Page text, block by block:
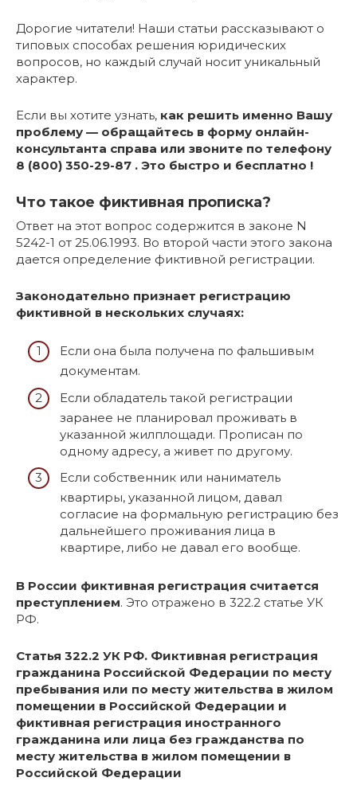
Дорогие читатели! Наши статьи рассказывают о
типовых способах решения юридических
вопросов, но каждый случай носит уникальный
характер.
Если вы хотите узнать, как решить именно Вашу
проблему — обращайтесь в форму онлайн-
консультанта справа или звоните по телефону
8 (800) 350-29-87 . Это быстро и бесплатно !
Что такое фиктивная прописка?
Ответ на этот вопрос содержится в законе N
5242-1 от 25.06.1993. Во второй части этого закона
дается определение фиктивной регистрации.
Законодательно признает регистрацию
фиктивной в нескольких случаях:
Если она была получена по фальшивым
документам.
Если обладатель такой регистрации
заранее не планировал проживать в
указанной жилплощади. Прописан по
одному адресу, а живет по другому.
Если собственник или наниматель
квартиры, указанной лицом, давал
согласие на формальную регистрацию без
дальнейшего проживания лица в
квартире, либо не давал его вообще.
В России фиктивная регистрация считается
преступлением. Это отражено в 322.2 статье УК
РФ.
Статья 322.2 УК РФ. Фиктивная регистрация
гражданина Российской Федерации по месту
пребывания или по месту жительства в жилом
помещении в Российской Федерации и
фиктивная регистрация иностранного
гражданина или лица без гражданства по
месту жительства в жилом помещении в
Российской Федерации